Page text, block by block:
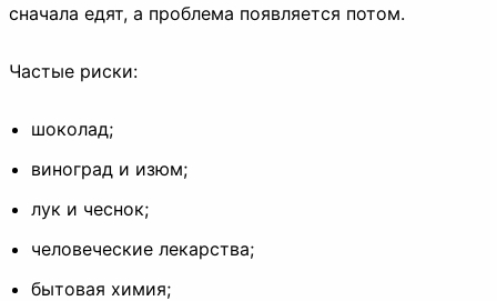
сначала едят, а проблема появляется потом.
Частые риски:
шоколад;
виноград и изюм;
лук и чеснок;
человеческие лекарства;
бытовая химия;